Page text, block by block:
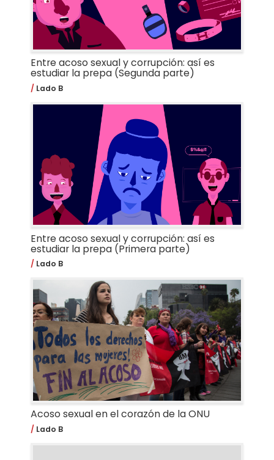
Entre acoso sexual y corrupción: así es
estudiar la prepa (Segunda parte)
Lado B
Entre acoso sexual y corrupción: así es
estudiar la prepa (Primera parte)
Lado B
Acoso sexual en el corazón de la ONU
Lado B